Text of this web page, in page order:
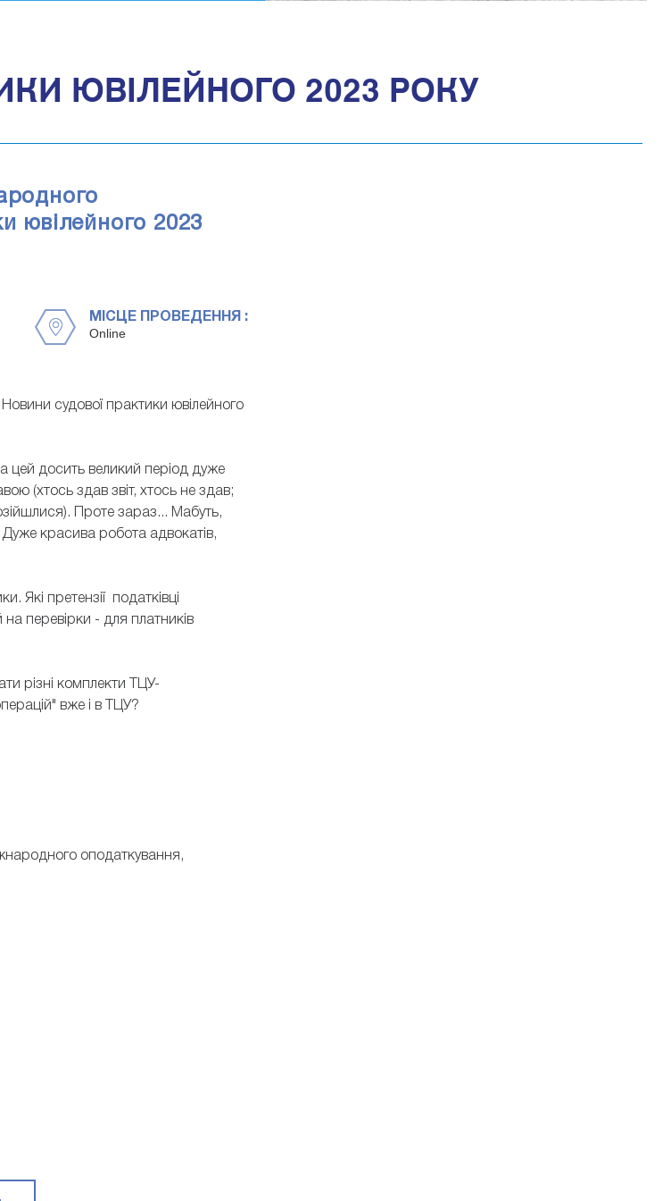
ЮВІЛЕЙНОГО 2023 РОКУ
ювілейного 2023
МІСЦЕ ПРОВЕДЕННЯ :
Online
судової практики ювілейного
цей досить великий період дуже
(хтось здав звіт, хтось не здав;
Проте зараз... Мабуть,
красива робота адвокатів,
Які претензії податківці
перевірки - для платників
різні комплекти ТЦУ-
вже і в ТЦУ?
оподаткування,